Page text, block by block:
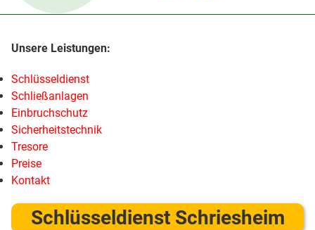
Schlüsseldienst
Schließanlagen
Einbruchschutz
Sicherheitstechnik
Tresore
Preise
Kontakt
Schlüsseldienst Schriesheim